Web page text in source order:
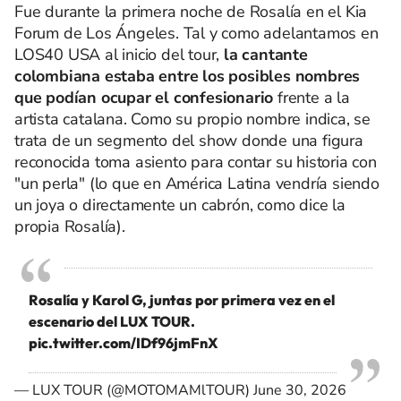
Fue durante la primera noche de Rosalía en el Kia
Forum de Los Ángeles. Tal y como adelantamos en
LOS40 USA al inicio del tour, la cantante
colombiana estaba entre los posibles nombres
que podían ocupar el confesionario frente a la
artista catalana. Como su propio nombre indica, se
trata de un segmento del show donde una figura
reconocida toma asiento para contar su historia con
"un perla" (lo que en América Latina vendría siendo
un joya o directamente un cabrón, como dice la
propia Rosalía).
Rosalía y Karol G, juntas por primera vez en el
escenario del LUX TOUR.
pic.twitter.com/IDf96jmFnX
— LUX TOUR (@MOTOMAMlTOUR)June 30, 2026